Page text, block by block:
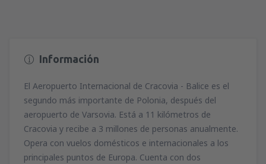
Información
El Aeropuerto Internacional de Cracovia - Balice es el
segundo más importante de Polonia, después del
aeropuerto de Varsovia. Está a 11 kilómetros de
Cracovia y recibe a 3 millones de personas anualmente.
Opera con vuelos domésticos e internacionales a los
principales puntos de Europa. Cuenta con dos